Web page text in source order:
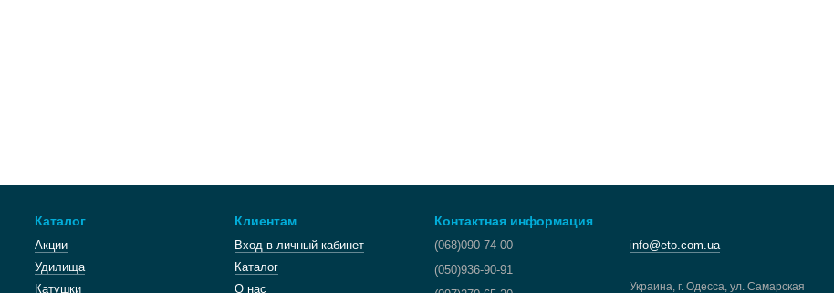
Каталог
Акции
Удилища
Катушки
Клиентам
Вход в личный кабинет
Каталог
О нас
Контактная информация
(068)090-74-00
(050)936-90-91
info@eto.com.ua
Украина, г. Одесса, ул. Самарская